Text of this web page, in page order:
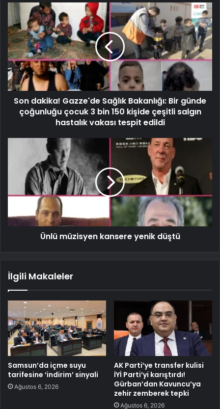
Son dakika! Gazze'de Sağlık Bakanlığı: Bir günde
çoğunluğu çocuk 3 bin 150 kişide çeşitli salgın
hastalık vakası tespit edildi
Ünlü müzisyen kansere yenik düştü
İlgili Makaleler
Samsun’da içme suyu
tarifesine ‘indirim’ sinyali
Ağustos 6, 2026
AK Parti’ye transfer kulisi
İYİ Parti’yi karıştırdı!
Gürban’dan Kavuncu’ya
zehir zemberek tepki
Ağustos 6, 2026